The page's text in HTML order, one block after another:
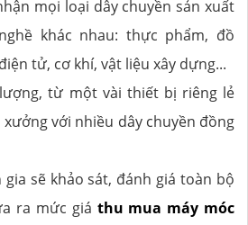
mọi loại dây chuyền sản xuất
khác nhau: thực phẩm, đồ
tử, cơ khí, vật liệu xây dựng...
từ một vài thiết bị riêng lẻ
với nhiều dây chuyền đồng
sẽ khảo sát, đánh giá toàn bộ
ra mức giá thu mua máy móc